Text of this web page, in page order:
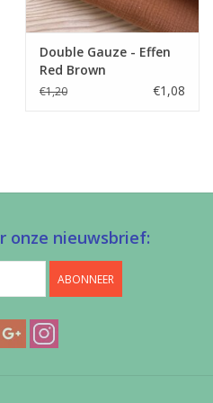
potbroekjes,
Double Gauze - Effen
Red Brown
€1,20 €1,08
onze nieuwsbrief:
ABONNEER